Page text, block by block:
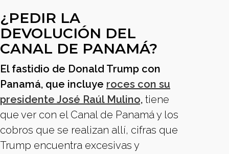
¿PEDIR LA
DEVOLUCIÓN DEL
CANAL DE PANAMÁ?
El fastidio de Donald Trump con
Panamá, que incluye roces con su
presidente José Raúl Mulino, tiene
que ver con el Canal de Panamá y los
cobros que se realizan allí, cifras que
Trump encuentra excesivas y